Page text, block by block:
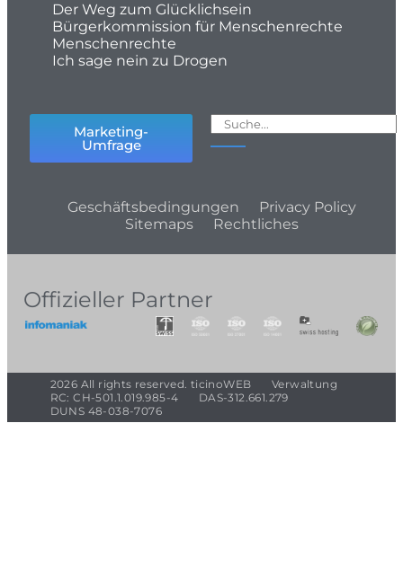
Der Weg zum Glücklichsein
Bürgerkommission für Menschenrechte
Menschenrechte
Ich sage nein zu Drogen
Marketing-
Umfrage
Geschäftsbedingungen
Privacy Policy
Sitemaps
Rechtliches
Offizieller Partner
2026 All rights reserved. ticinoWEB
Verwaltung
RC: CH-501.1.019.985-4
DAS-312.661.279
DUNS 48-038-7076